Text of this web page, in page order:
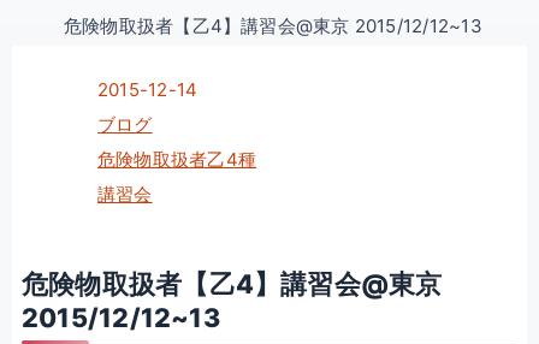
危険物取扱者【乙4】講習会@東京 2015/12/12~13
2015-12-14
ブログ
危険物取扱者乙4種
講習会
危険物取扱者【乙4】講習会@東京
2015/12/12~13